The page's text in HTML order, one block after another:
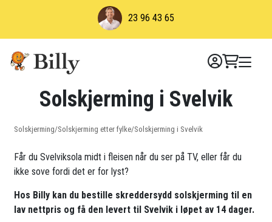
23 96 43 65
Solskjerming i Svelvik
Solskjerming/Solskjerming etter fylke/Solskjerming i Svelvik
Får du Svelviksola midt i fleisen når du ser på TV, eller får du
ikke sove fordi det er for lyst?
Hos Billy kan du bestille skreddersydd solskjerming til en
lav nettpris og få den levert til Svelvik i løpet av 14 dager.